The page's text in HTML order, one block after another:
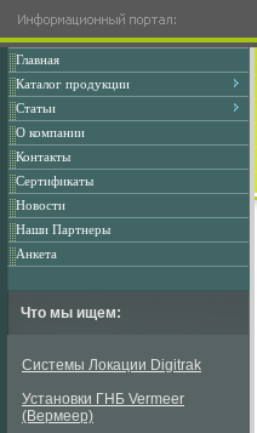
Главная
Каталог продукции
Статьи
О компании
Контакты
Сертификаты
Новости
Наши Партнеры
Анкета
Что мы ищем:
Системы Локации Digitrak
Установки ГНБ Vermeer
(Вермеер)